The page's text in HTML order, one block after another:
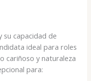
su capacidad de
ideal para roles
cariñoso y naturaleza
para: